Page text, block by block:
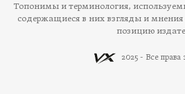
Топонимы и терминология,
содержащиеся в них взгляды и
позицию
2025 - Все